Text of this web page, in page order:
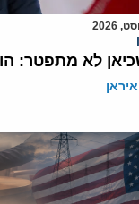
לא מתפטר: